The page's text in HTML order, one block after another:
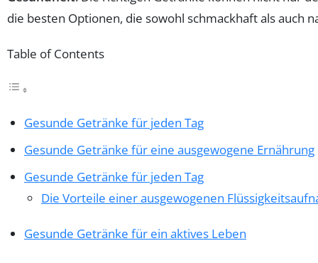
die besten Optionen, die sowohl schmackhaft als auch
Table of Contents
Gesunde Getränke für jeden Tag
Gesunde Getränke für eine ausgewogene Ernährung
Gesunde Getränke für jeden Tag
Die Vorteile einer ausgewogenen
Gesunde Getränke für ein aktives Leben